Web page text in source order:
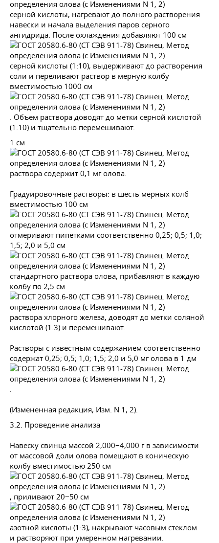
серной кислоты, нагревают до полного растворения
навески и начала выделения паров серного
ангидрида. После охлаждения добавляют 100 см
серной кислоты (1:10), выдерживают до растворения
соли и переливают раствор в мерную колбу
вместимостью 1000 см
. Объем раствора доводят до метки серной кислотой
(1:10) и тщательно перемешивают.
1 см
раствора содержит 0,1 мг олова.
Градуировочные растворы: в шесть мерных колб
вместимостью 100 см
отмеривают пипетками соответственно 0,25; 0,5; 1,0;
1,5; 2,0 и 5,0 см
стандартного раствора олова, прибавляют в каждую
колбу по 2,5 см
раствора хлорного железа, доводят до метки соляной
кислотой (1:3) и перемешивают.
Растворы с известным содержанием соответственно
содержат 0,25; 0,5; 1,0; 1,5; 2,0 и 5,0 мг олова в 1 дм
.
(Измененная редакция, Изм. N 1, 2).
3.2. Проведение анализа
Навеску свинца массой 2,000−4,000 г в зависимости
от массовой доли олова помещают в коническую
колбу вместимостью 250 см
, приливают 20−50 см
азотной кислоты (1:3), накрывают часовым стеклом
и растворяют при умеренном нагревании.